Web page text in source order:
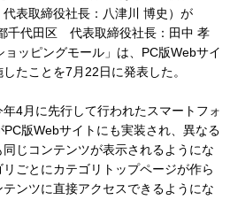
表取締役社長：八津川 博史）が
千代田区 代表取締役社長：田中 孝
ッピングモール」は、PC版Webサイ
たことを7月22日に発表した。
4月に先行して行われたスマートフォ
版Webサイトにも実装され、異なる
じコンテンツが表示されるようにな
ごとにカテゴリトップページが作ら
ンツに直接アクセスできるようにな